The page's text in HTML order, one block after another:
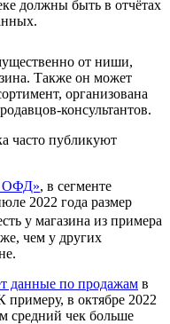
должны быть в отчётах
от ниши,
Также он может
организована
консультантов.
часто публикуют
ОФД», в сегменте
2022 года размер
у магазина из примера
чем у других
данные по продажам в
в октябре 2022
средний чек больше